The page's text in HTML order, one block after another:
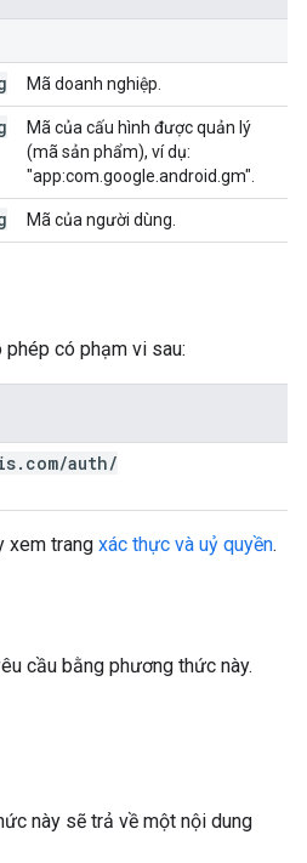
Mã doanh nghiệp.
Mã của cấu hình được quản lý
(mã sản phẩm), ví dụ:
"app:com.google.android.gm".
Mã của người dùng.
có phạm vi sau:
. com/auth/
xem trang xác thực và uỷ quyền.
cầu bằng phương thức này.
này sẽ trả về một nội dung